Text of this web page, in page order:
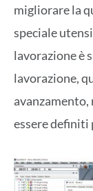
migliorare la
speciale
lavorazione è
lavorazione,
essere definiti